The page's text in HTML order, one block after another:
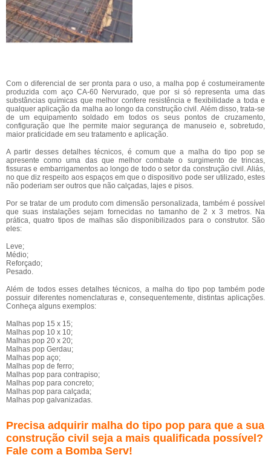
Com o diferencial de ser pronta para o uso, a malha pop é costumeiramente
produzida com aço CA-60 Nervurado, que por si só representa uma das
substâncias químicas que melhor confere resistência e flexibilidade a toda e
qualquer aplicação da malha ao longo da construção civil. Além disso, trata-se
de um equipamento soldado em todos os seus pontos de cruzamento,
configuração que lhe permite maior segurança de manuseio e, sobretudo,
maior praticidade em seu tratamento e aplicação.
A partir desses detalhes técnicos, é comum que a malha do tipo pop se
apresente como uma das que melhor combate o surgimento de trincas,
fissuras e embarrigamentos ao longo de todo o setor da construção civil. Aliás,
no que diz respeito aos espaços em que o dispositivo pode ser utilizado, estes
não poderiam ser outros que não calçadas, lajes e pisos.
Por se tratar de um produto com dimensão personalizada, também é possível
que suas instalações sejam fornecidas no tamanho de 2 x 3 metros. Na
prática, quatro tipos de malhas são disponibilizados para o construtor. São
eles:
Leve;
Médio;
Reforçado;
Pesado.
Além de todos esses detalhes técnicos, a malha do tipo pop também pode
possuir diferentes nomenclaturas e, consequentemente, distintas aplicações.
Conheça alguns exemplos:
Malhas pop 15 x 15;
Malhas pop 10 x 10;
Malhas pop 20 x 20;
Malhas pop Gerdau;
Malhas pop aço;
Malhas pop de ferro;
Malhas pop para contrapiso;
Malhas pop para concreto;
Malhas pop para calçada;
Malhas pop galvanizadas.
Precisa adquirir malha do tipo pop para que a sua
construção civil seja a mais qualificada possível?
Fale com a Bomba Serv!